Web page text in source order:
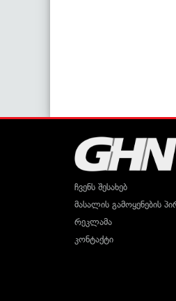
ჩვენს შესახებ
მასალის გამოყენების
რეკლამა
კონტაქტი